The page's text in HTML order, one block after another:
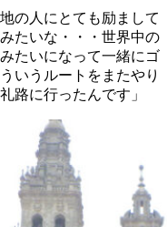
の人にとても励まして
たいな・・・世界中の
たいになって一緒にゴ
いうルートをまたやり
路に行ったんです」